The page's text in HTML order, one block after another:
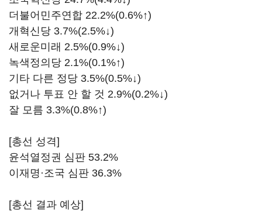
더불어민주연합 22.2%(0.6%↑)
개혁신당 3.7%(2.5%↓)
새로운미래 2.5%(0.9%↓)
녹색정의당 2.1%(0.1%↑)
기타 다른 정당 3.5%(0.5%↓)
없거나 투표 안 할 것 2.9%(0.2%↓)
잘 모름 3.3%(0.8%↑)
[총선 성격]
윤석열정권 심판 53.2%
이재명·조국 심판 36.3%
[총선 결과 예상]